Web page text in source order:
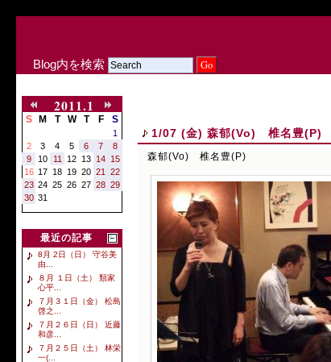
Blog内を検索
2011.1
S M T W T F S
1
2
3 4 5 6 7
8
9
10 11 12 13 14 15
16 17 18 19 20 21
22
23 24 25 26 27 28 29
30 31
最近の記事
8月 2日（日） 守谷美
由...
８月 １日（土） 類家
心平...
７月３１日（金） 松島
啓之...
７月２６日（日） 近藤
和彦...
７月２５日（土） 林栄
一(...
1/07 (金) 森郁(Vo) 椎名豊(P)
森郁(Vo) 椎名豊(P)